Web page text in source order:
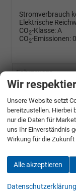
Stromverbrauch
Elektrische
CO2-Klasse:A
CO2-Emissionen:
Fahrzeugnr.
LAGER &
LAGER &
Dacia
Ford
Wir
Unsere Website setzt
bereitzustellen. Hierbei
nur die Daten für
uns Ihr Einverständnis
Wirkung für die Zukunft
Alle akzeptieren
Datenschutzerklärung